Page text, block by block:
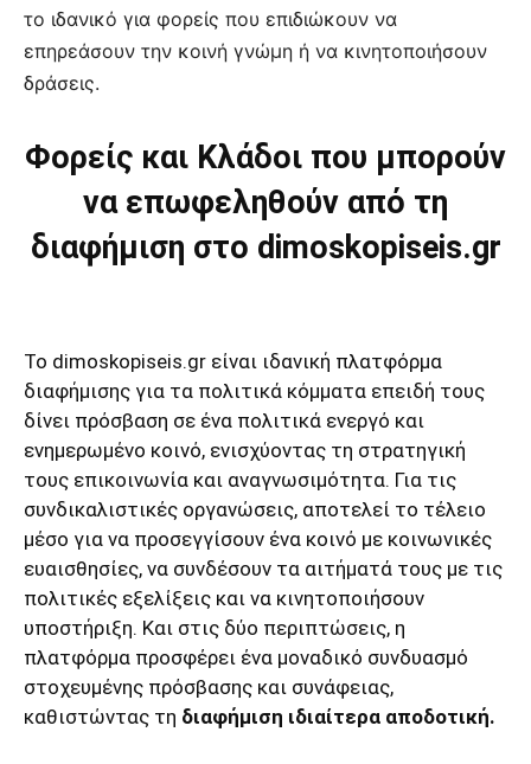
το ιδανικό για φορείς που επιδιώκουν να
επηρεάσουν την κοινή γνώμη ή να κινητοποιήσουν
δράσεις.
Φορείς και Κλάδοι που μπορούν
να επωφεληθούν από τη
διαφήμιση στο dimoskopiseis.gr
Το dimoskopiseis.gr είναι ιδανική πλατφόρμα
διαφήμισης για τα πολιτικά κόμματα επειδή τους
δίνει πρόσβαση σε ένα πολιτικά ενεργό και
ενημερωμένο κοινό, ενισχύοντας τη στρατηγική
τους επικοινωνία και αναγνωσιμότητα. Για τις
συνδικαλιστικές οργανώσεις, αποτελεί το τέλειο
μέσο για να προσεγγίσουν ένα κοινό με κοινωνικές
ευαισθησίες, να συνδέσουν τα αιτήματά τους με τις
πολιτικές εξελίξεις και να κινητοποιήσουν
υποστήριξη. Και στις δύο περιπτώσεις, η
πλατφόρμα προσφέρει ένα μοναδικό συνδυασμό
στοχευμένης πρόσβασης και συνάφειας,
καθιστώντας τη διαφήμιση ιδιαίτερα αποδοτική.